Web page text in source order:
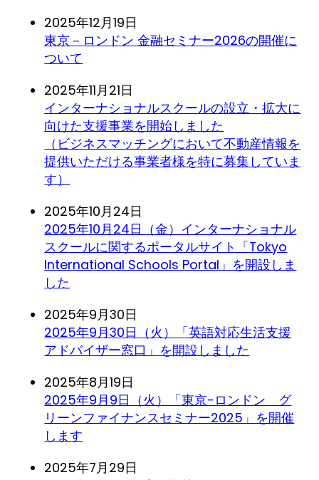
2025年12月19日
東京－ロンドン 金融セミナー2026の開催に
ついて
2025年11月21日
インターナショナルスクールの設立・拡大に
向けた支援事業を開始しました
（ビジネスマッチングにおいて不動産情報を
提供いただける事業者様を特に募集していま
す）
2025年10月24日
2025年10月24日（金）インターナショナル
スクールに関するポータルサイト「Tokyo
International Schools Portal」を開設しま
した
2025年9月30日
2025年9月30日（火）「英語対応生活支援
アドバイザー窓口」を開設しました
2025年8月19日
2025年9月9日（火）「東京-ロンドン グ
リーンファイナンスセミナー2025」を開催
します
2025年7月29日